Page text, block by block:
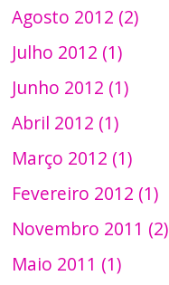
Agosto 2012 (2)
Julho 2012 (1)
Junho 2012 (1)
Abril 2012 (1)
Março 2012 (1)
Fevereiro 2012 (1)
Novembro 2011 (2)
Maio 2011 (1)